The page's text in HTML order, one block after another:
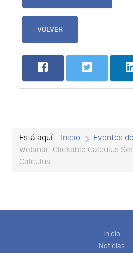
VOLVER
Está aquí: Inicio
Eventos
Webinar: Clickable Calculus
Calculus
Inicio
Noticias